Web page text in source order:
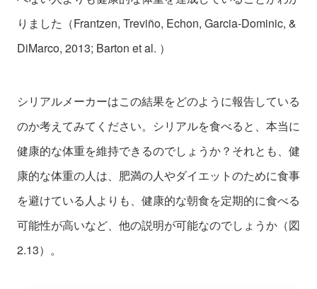
りました（Frantzen, Treviño, Echon, Garcia-Dominic, &
DiMarco, 2013; Barton et al. ）
シリアルメーカーはこの結果をどのように報告している
のか考えてみてください。シリアルを食べると、本当に
健康的な体重を維持できるのでしょうか？それとも、健
康的な体重の人は、肥満の人やダイエットのために食事
を避けている人よりも、健康的な朝食を定期的に食べる
可能性が高いなど、他の説明が可能なのでしょうか（図
2.13）。